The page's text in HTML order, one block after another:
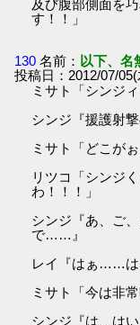
及び腹部側面を
す！！」
130 名前： 以下、名
投稿日：2012/07/
ミサト「シンジ
シンジ『援護射
ミサト「どこが
リツコ「シンジ
わ！！！」
シンジ『あ、
で……』
レイ『はぁ……
ミサト「今は非
シンジ『は、はい